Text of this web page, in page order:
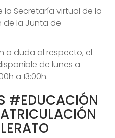
Secretaría virtual de la
de la Junta de
o duda al respecto, el
de lunes a
a 13:00h.
#EDUCACIÓN